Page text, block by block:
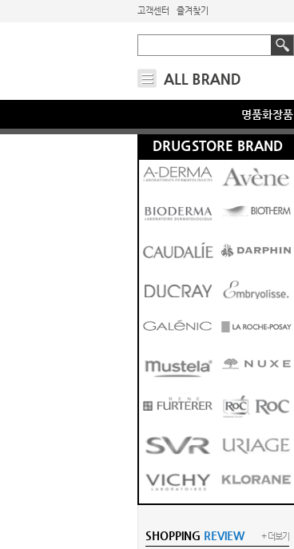
고객센터 즐겨찾기
명품화장품
DRUGSTORE BRAND
SHOPPING REVIEW
2017-12-26
좋아요
오일 줄줄 세고,,,12도..
+ 더보기